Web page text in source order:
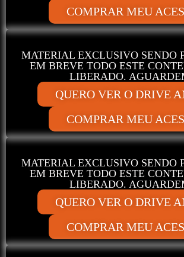
COMPRAR MEU
MATERIAL EXCLUSIVO SENDO
EM BREVE TODO ESTE
LIBERADO.
QUERO VER O DRIVE
COMPRAR MEU
MATERIAL EXCLUSIVO SENDO
EM BREVE TODO ESTE
LIBERADO.
QUERO VER O DRIVE
COMPRAR MEU